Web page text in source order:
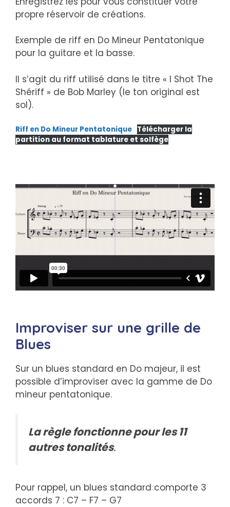
propre réservoir de créations.
Exemple de riff en Do Mineur Pentatonique
pour la guitare et la basse.
Il s’agit du riff utilisé dans le titre « I Shot The
Shériff » de Bob Marley (le ton original est
sol).
Riff en Do Mineur Pentatonique Télécharger la
partition au format tablature et solfège
Improviser sur une grille de
Blues
Sur un blues standard en Do majeur, il est
possible d’improviser avec la gamme de Do
mineur pentatonique.
La règle fonctionne pour les 11
autres tonalités.
Pour rappel, un blues standard comporte 3
accords 7 : C7 – F7 – G7